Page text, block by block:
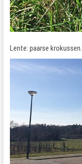
Lente: paarse krokussen.